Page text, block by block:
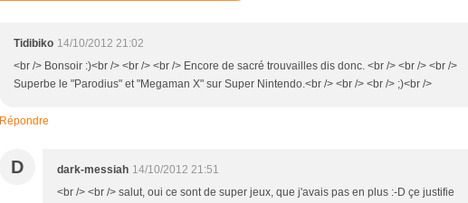
Tidibiko 14/10/2012 21:02
<br /> Bonsoir :)<br /> <br /> <br /> Encore de sacré trouvailles dis donc. <br /> <br /> <br />
Superbe le "Parodius" et "Megaman X" sur Super Nintendo.<br /> <br /> <br /> ;)<br />
Répondre
D dark-messiah 14/10/2012 21:51
<br /> <br /> salut, oui ce sont de super jeux, que j'avais pas en plus :-D çe justifie